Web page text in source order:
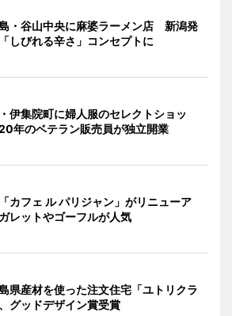
・谷山中央に麻婆ラーメン店 新潟発
しびれる辛さ」コンセプトに
伊集院町に婦人服のセレクトショッ
年のベテラン販売員が独立開業
カフェ ル パリジャン」がリニューア
レットやゴーフルが人気
県産材を使った注文住宅「ユトリクラ
グッドデザイン賞受賞